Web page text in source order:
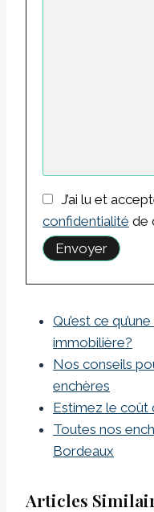
J’ai lu et
confidentialité de
Qu’est ce
immobilière?
Nos conseils
enchères
Estimez le coût
Toutes nos
Bordeaux
Articles